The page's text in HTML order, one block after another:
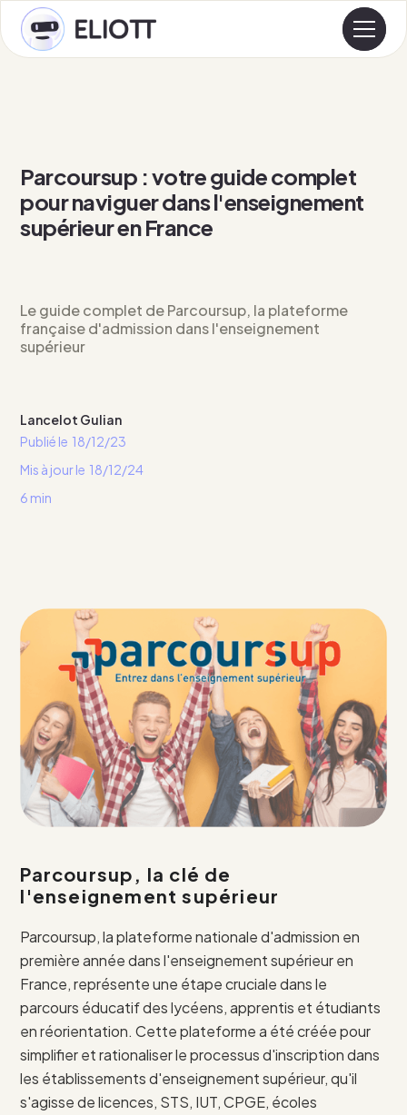
Parcoursup : votre guide complet
pour naviguer dans l'enseignement
supérieur en France
Le guide complet de Parcoursup, la plateforme
française d'admission dans l'enseignement
supérieur
Lancelot Gulian
Publié le 18/12/23
Mis à jour le 18/12/24
6 min
Parcoursup, la clé de
l'enseignement supérieur
Parcoursup, la plateforme nationale d'admission en
première année dans l'enseignement supérieur en
France, représente une étape cruciale dans le
parcours éducatif des lycéens, apprentis et étudiants
en réorientation. Cette plateforme a été créée pour
simplifier et rationaliser le processus d'inscription dans
les établissements d'enseignement supérieur, qu'il
s'agisse de licences, STS, IUT, CPGE, écoles